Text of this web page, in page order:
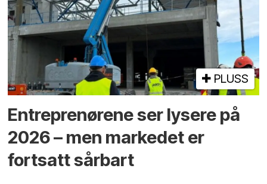
PLUSS
Entreprenørene ser lysere på
2026 – men markedet er
fortsatt sårbart